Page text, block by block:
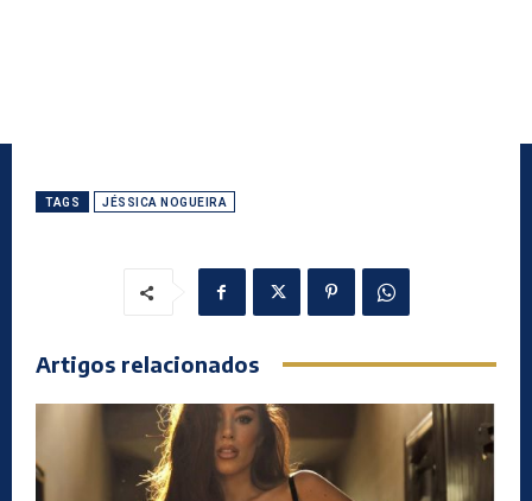
TAGS JÉSSICA NOGUEIRA
Artigos relacionados